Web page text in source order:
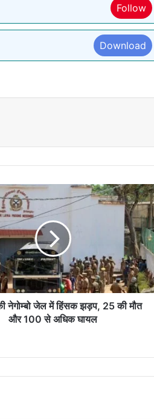
Follow
Download
नेगोम्बो जेल में हिंसक झड़प, 25 की मौत
और 100 से अधिक घायल